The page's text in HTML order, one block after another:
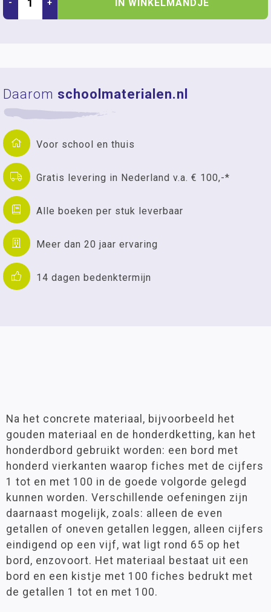
- + IN WINKELMANDJE
Daarom schoolmaterialen.nl
Voor school en thuis
Gratis levering in Nederland v.a. € 100,-*
Alle boeken per stuk leverbaar
Meer dan 20 jaar ervaring
14 dagen bedenktermijn
Na het concrete materiaal, bijvoorbeeld het
gouden materiaal en de honderdketting, kan het
honderdbord gebruikt worden: een bord met
honderd vierkanten waarop fiches met de cijfers
1 tot en met 100 in de goede volgorde gelegd
kunnen worden. Verschillende oefeningen zijn
daarnaast mogelijk, zoals: alleen de even
getallen of oneven getallen leggen, alleen cijfers
eindigend op een vijf, wat ligt rond 65 op het
bord, enzovoort. Het materiaal bestaat uit een
bord en een kistje met 100 fiches bedrukt met
de getallen 1 tot en met 100.